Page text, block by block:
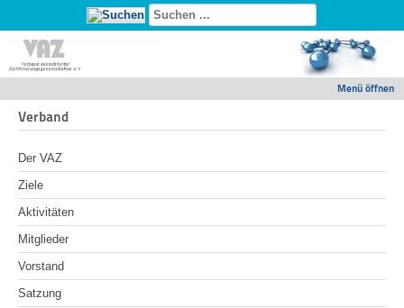
Menü öffnen
Verband
Der VAZ
Ziele
Aktivitäten
Mitglieder
Vorstand
Satzung